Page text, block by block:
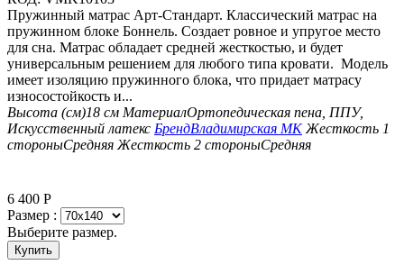
Пружинный матрас Арт-Стандарт. Классический матрас на
пружинном блоке Боннель. Создает ровное и упругое место
для сна. Матрас обладает средней жесткостью, и будет
универсальным решением для любого типа кровати. Модель
имеет изоляцию пружинного блока, что придает матрасу
износостойкость и...
Высота (см)18 см МатериалОртопедическая пена, ППУ,
Искусственный латекс БрендВладимирская МК Жесткость 1
стороныСредняя Жесткость 2 стороныСредняя
6 400 Р
Размер :
Выберите размер.
Купить